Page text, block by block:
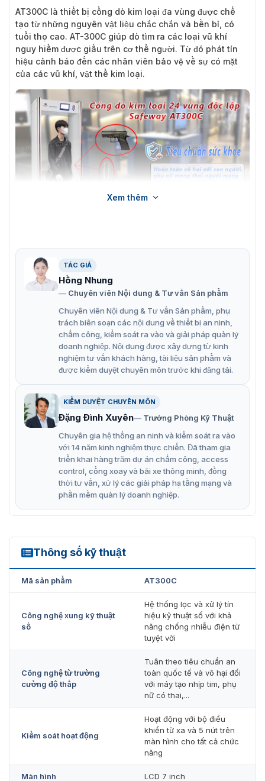
AT300C là thiết bị cổng dò kim loại đa vùng được chế
tạo từ những nguyên vật liệu chắc chắn và bền bỉ, có
tuổi thọ cao. AT-300C giúp dò tìm ra các loại vũ khí
nguy hiểm được giấu trên cơ thể người. Từ đó phát tín
hiệu cảnh báo đến các nhân viên bảo vệ về sự có mặt
của các vũ khí, vật thể kim loại.
Cổng dò kim loại Safeway AT300C hiện đại được nhập nguyên
chiếc bởi VietnamSmart
AT300C năm trong TOP cửa dò kim loại
an toàn được
kiểm chứng bởi Châu Âu hoàn toàn vô hại với con người,
phụ nữ mang thai, người mang máy trợ tim, trợ thính…
Đặc điểm nổi bật của cổng dò an ninh
AT300C
Cổng dò an ninh AT300C có thiết kế linh hoạt và dễ
dàng di chuyển giống với mẫu cổng dò
nhiệm trước đó. Điều này cho phép việc lắp đặt và thay
đổi vị trí cổng dò dễ dàng để phù hợp với nhu cầu và
môi trường cụ thể.
Bên cạnh đó, cổng từ dò kim loại AT300C còn nổi bật với
những ưu điểm đáng chú ý như:
Bật nguồn tự kiểm tra (POST) và chẩn đoán theo
thành phần
Hiệu suất ổn định, 8/16 / 24 tùy chọn vùng phát hiện
Điều chỉnh độ nhạy theo từng vùng
Phát hiện vật thể bay
Được cung cấp bởi DC điện áp thấp an toàn
Vào chế độ tiết kiệm năng lượng và tự động đánh
Công nghệ xử lý kỹ thuật số DSP được tích hợp cao
mang lại sự ổn định, tránh báo động sai
Một khóa khôi phục các thông số ban đầu
Bảo vệ truy cập bằng mật khẩu và khóa phần cứng
Bộ sạc và dự phòng pin được nhúng
Hai thanh chỉ báo LED hiển thị các vị trí mối đe dọa
Xem thêm
TÁC GIẢ
Hồng Nhung
Chuyên viên Nội dung & Tư vấn Sản phẩm
Chuyên viên Nội dung & Tư vấn Sản phẩm, phụ
trách biên soạn các nội dung về thiết bị an ninh,
chấm công, kiểm soát ra vào và giải pháp quản lý
doanh nghiệp. Nội dung được xây dựng từ kinh
nghiệm tư vấn khách hàng, tài liệu sản phẩm và
được kiểm duyệt chuyên môn trước khi đăng tải.
KIỂM DUYỆT CHUYÊN MÔN
Đặng Đình Xuyên
Trưởng Phòng Kỹ Thuật
Chuyên gia hệ thống an ninh và kiểm soát ra vào
với 14 năm kinh nghiệm thực chiến. Đã tham gia
triển khai hàng trăm dự án chấm công, access
control, cổng xoay và bãi xe thông minh, đồng
thời tư vấn, xử lý các giải pháp hạ tầng mạng và
phần mềm quản lý doanh nghiệp.
Thông số kỹ thuật
AT300C
Mã sản phẩm AT300C
Công nghệ xung kỹ thuật
số
Hệ thống lọc và xử lý tín
hiệu kỹ thuật số với khả
năng chống nhiễu điện từ
tuyệt vời
Công nghệ từ trường
cường độ thấp
Tuân theo tiêu chuẩn an
toàn quốc tế và vô hại đối
với máy tạo nhịp tim, phụ
nữ có thai,...
Kiểm soát hoạt động
Hoạt động với bộ điều
khiển từ xa và 5 nút trên
màn hình cho tất cả chức
năng
Màn hình LCD 7 inch